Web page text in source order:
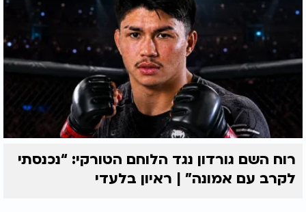
רוח השם גורדון נגד הלוחם הטורקי: “נכנסתי
לקרב עם אמונה” | ראיון בלעדי